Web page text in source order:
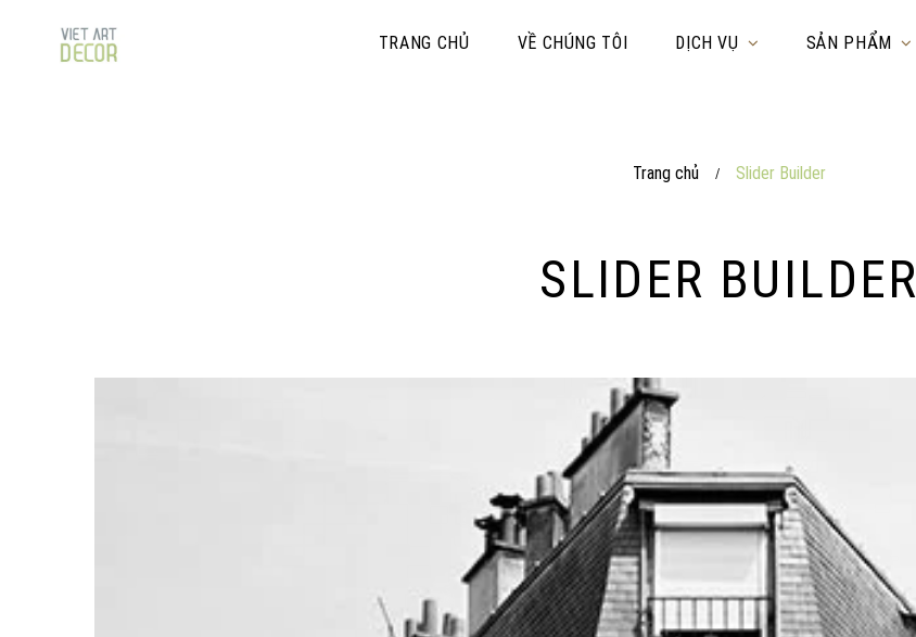
TRANG CHỦ VỀ CHÚNG TÔI DỊCH VỤ SẢN PHẨM
Trang chủ / Slider Builder
SLIDER BUILDER